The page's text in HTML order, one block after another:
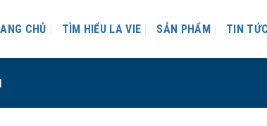
CHỦ TÌM HIỂU LA VIE SẢN PHẨM TIN TỨC